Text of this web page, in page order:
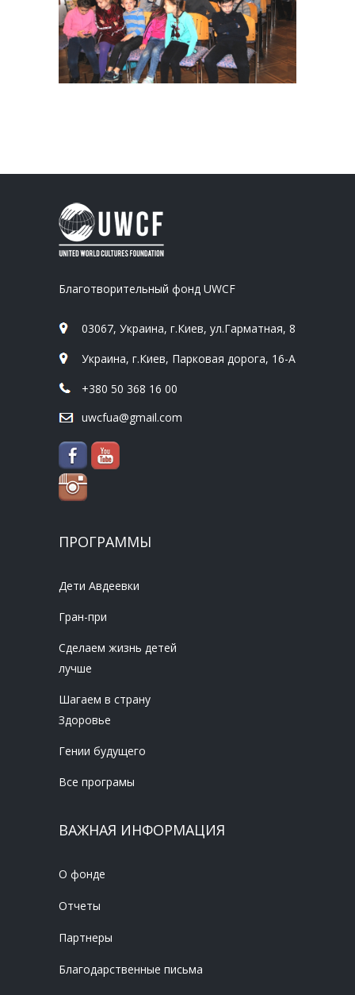
Благотворительный фонд UWCF
03067, Украина, г.Киев, ул.Гарматная, 8
Украина, г.Киев, Парковая дорога, 16-А
+380 50 368 16 00
uwcfua@gmail.com
ПРОГРАММЫ
Дети Авдеевки
Гран-при
Сделаем жизнь детей
лучше
Шагаем в страну
Здоровье
Гении будущего
Все програмы
ВАЖНАЯ ИНФОРМАЦИЯ
О фонде
Отчеты
Партнеры
Благодарственные письма